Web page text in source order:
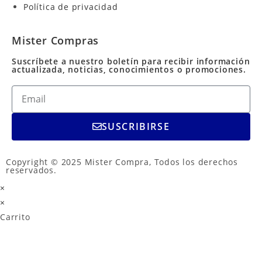
Política de privacidad
Mister Compras
Suscríbete a nuestro boletín para recibir información
actualizada, noticias, conocimientos o promociones.
SUSCRIBIRSE
Copyright © 2025 Mister Compra, Todos los derechos
reservados.
×
×
Carrito